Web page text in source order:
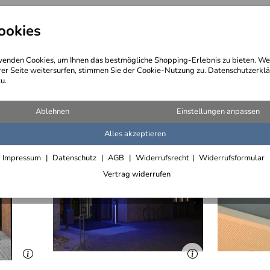
Cookies, um Ihnen das bestmögliche Shopping-Erlebnis zu bieten.
Seite weitersurfen, stimmen Sie der Cookie-Nutzung zu.
Ablehnen Einstellungen anpassen
Alles akzeptieren
Impressum Datenschutz AGB Widerrufsrecht
Widerrufsformular
Vertrag widerrufen
Wegebeschreibung @